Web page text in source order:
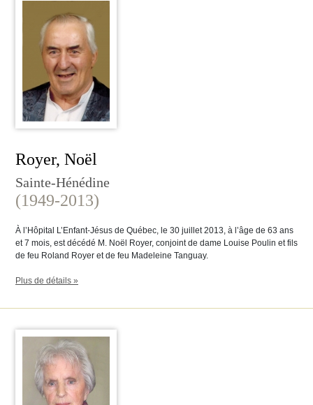
Royer, Noël
Sainte-Hénédine
(1949-2013)
À l’Hôpital L’Enfant-Jésus de Québec, le 30 juillet 2013, à l’âge de 63 ans
et 7 mois, est décédé M. Noël Royer, conjoint de dame Louise Poulin et fils
de feu Roland Royer et de feu Madeleine Tanguay.
Plus de détails »